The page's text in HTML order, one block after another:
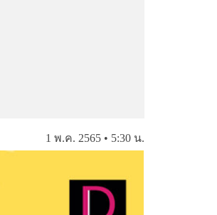
1 พ.ค. 2565 • 5:30 น.